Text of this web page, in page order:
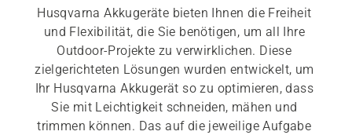
Husqvarna Akkugeräte bieten Ihnen die Freiheit
und Flexibilität, die Sie benötigen, um all Ihre
Outdoor-Projekte zu verwirklichen. Diese
zielgerichteten Lösungen wurden entwickelt, um
Ihr Husqvarna Akkugerät so zu optimieren, dass
Sie mit Leichtigkeit schneiden, mähen und
trimmen können. Das auf die jeweilige Aufgabe